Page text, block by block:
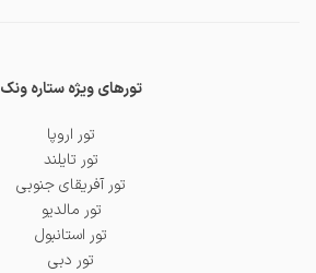
تورهای ویژه ستاره ونک
تور اروپا
تور تایلند
تور آفریقای جنوبی
تور مالدیو
تور استانبول
تور دبی